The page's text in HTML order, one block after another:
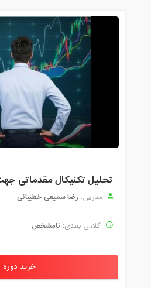
مدرس: رضا سمیعی خطیبانی
کلاس بعدی: نامشخص
خرید دوره